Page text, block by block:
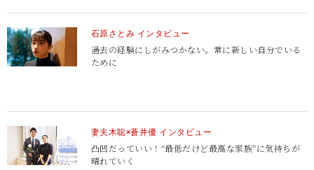
石原さとみ インタビュー
過去の経験にしがみつかない。 常に新しい自分でいる
ために
妻夫木聡×蒼井優 インタビュー
凸凹だっていい！ “最低だけど最高な家族”に気持ちが
晴れていく